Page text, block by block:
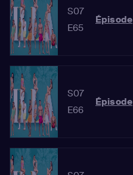
S07
E65
Épisode
S07
E66
Épisode